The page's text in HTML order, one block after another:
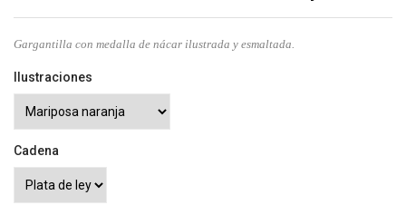
Gargantilla con medalla de nácar ilustrada y esmaltada.
Ilustraciones
Cadena